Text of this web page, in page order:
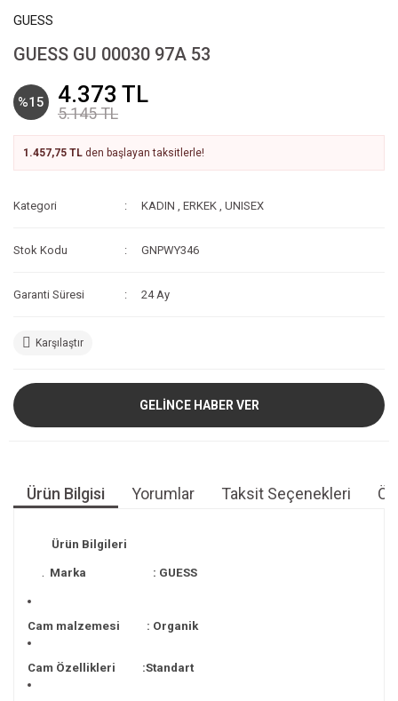
GUESS
GUESS GU 00030 97A 53
%15 4.373 TL
5.145 TL
1.457,75 TL den başlayan taksitlerle!
Kategori KADIN ,ERKEK ,UNISEX
Stok Kodu GNPWY346
Garanti Süresi 24 Ay
Karşılaştır
GELİNCE HABER VER
Ürün Bilgisi Yorumlar Taksit Seçenekleri
Ürün Bilgileri
. Marka : GUESS
Cam malzemesi : Organik
Cam Özellikleri :Standart